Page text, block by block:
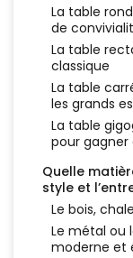
La table
de
La table
classique
La table
les grands
La table
pour gagner
Quelle
style et
Le bois,
Le métal ou
moderne et